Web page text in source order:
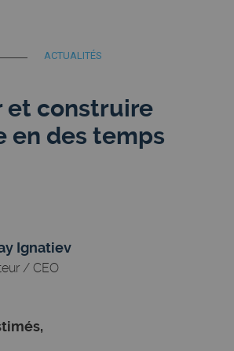
ACTUALITÉS
et construire
en des temps
Ignatiev
/ CEO